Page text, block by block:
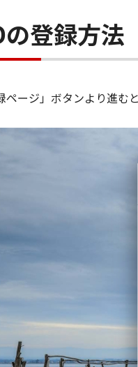
登録方法
ページ」ボタンより進む